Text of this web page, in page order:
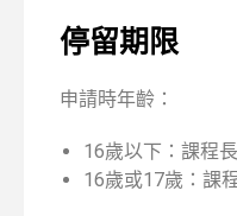
停留期限
申請時年齡：
16歲以下：課程
16歲或17歲：課